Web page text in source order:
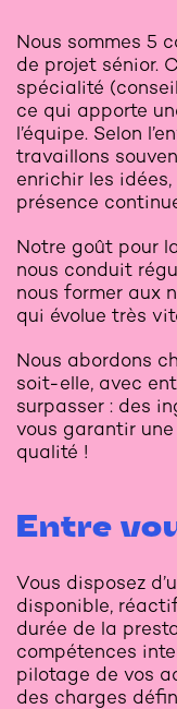
Nous sommes 5
de projet sénior.
spécialité
ce qui apporte
l’équipe. Selon
travaillons
enrichir les idées,
présence
Notre goût pour
nous conduit
nous former aux
qui évolue très
Nous abordons
soit-elle, avec
surpasser : des
vous garantir
qualité !
Entre
Vous disposez
disponible,
durée de la
compétences
pilotage de vos
des charges